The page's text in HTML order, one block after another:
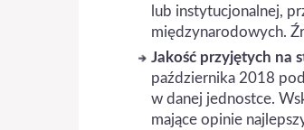
lub instytucjonalnej,
międzynarodowych.
Jakość przyjętych na
października 2018
w danej jednostce.
mające opinie